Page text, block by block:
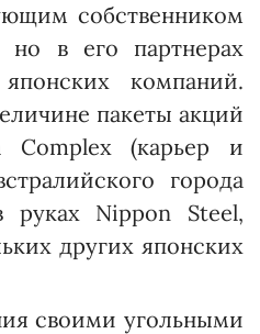
собственником
но в его партнерах
компаний.
пакеты акций
Complex (карьер и
города
руках Nippon Steel,
других японских
своими угольными